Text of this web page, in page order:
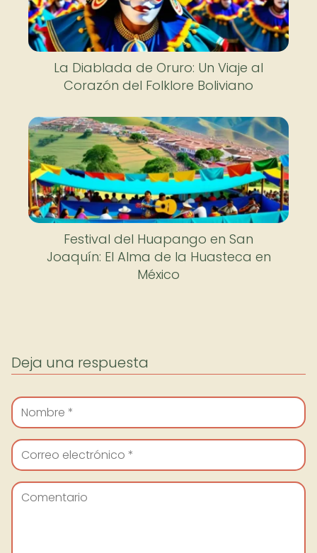
La Diablada de Oruro: Un Viaje al
Corazón del Folklore Boliviano
Festival del Huapango en San
Joaquín: El Alma de la Huasteca en
México
Deja una respuesta